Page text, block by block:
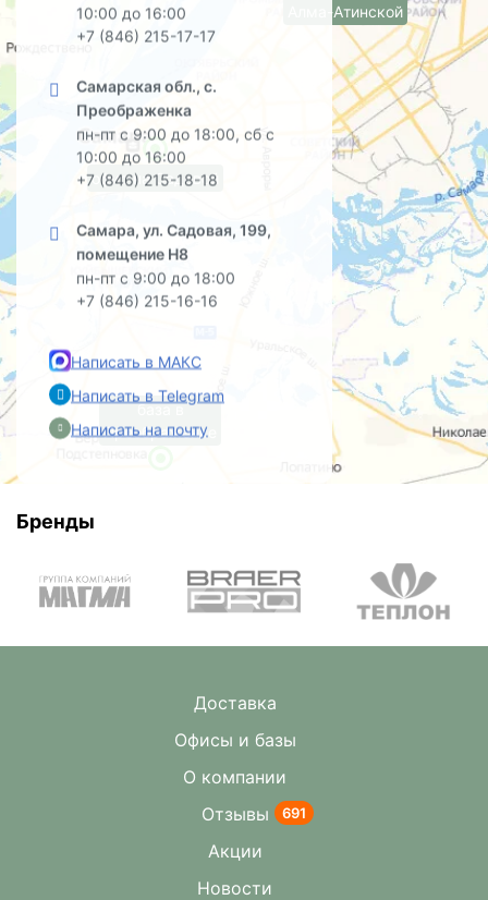
10:00 до 16:00
+7 (846) 215-17-17
Самарская обл., с.
Преображенка
пн-пт с 9:00 до 18:00, сб с
10:00 до 16:00
+7 (846) 215-18-18
Самара, ул. Садовая, 199,
помещение Н8
пн-пт с 9:00 до 18:00
+7 (846) 215-16-16
Написать в МАКС
Написать в Telegram
Написать на почту
офис на Садовой
база в
Преображенке
Алма-Атинской
Бренды
Доставка
Офисы и базы
О компании
Отзывы
691
Акции
Новости